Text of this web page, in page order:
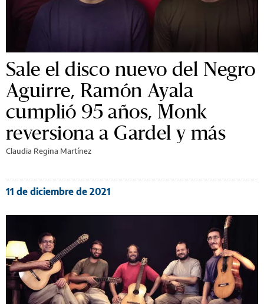
Sale el disco nuevo del Negro
Aguirre, Ramón Ayala
cumplió 95 años, Monk
reversiona a Gardel y más
Claudia Regina Martínez
11 de diciembre de 2021